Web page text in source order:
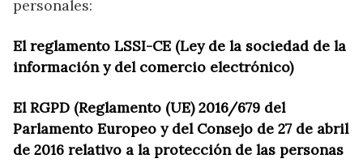
personales:
El reglamento LSSI-CE (Ley de la sociedad de la
información y del comercio electrónico)
El RGPD (Reglamento (UE) 2016/679 del
Parlamento Europeo y del Consejo de 27 de abril
de 2016 relativo a la protección de las personas